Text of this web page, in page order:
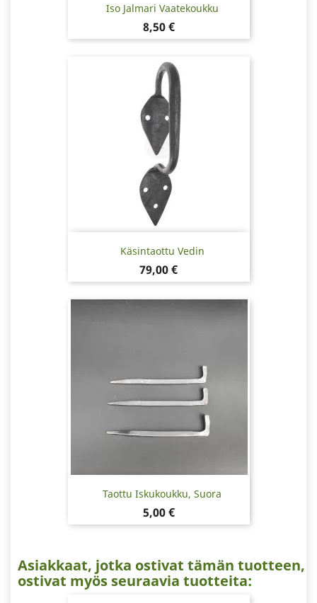
Iso Jalmari Vaatekoukku
Hinta
8,50 €
Käsintaottu Vedin
Hinta
79,00 €
Taottu Iskukoukku, Suora
Hinta
5,00 €
Asiakkaat, jotka ostivat tämän tuotteen,
ostivat myös seuraavia tuotteita: